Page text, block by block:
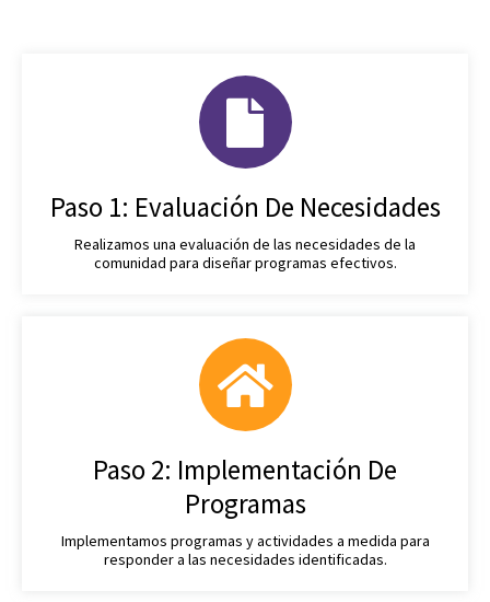
Paso 1: Evaluación De Necesidades
Realizamos una evaluación de las necesidades de la
comunidad para diseñar programas efectivos.
Paso 2: Implementación De
Programas
Implementamos programas y actividades a medida para
responder a las necesidades identificadas.